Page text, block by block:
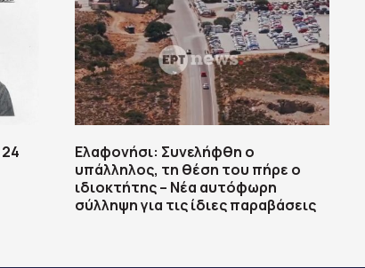
Ελαφονήσι: Συνελήφθη ο
υπάλληλος, τη θέση του πήρε ο
ιδιοκτήτης – Νέα αυτόφωρη
σύλληψη για τις ίδιες παραβάσεις